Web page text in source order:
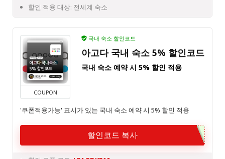
할인 적용 대상: 전세계 숙소
COUPON
국내 숙소 할인코드
아고다 국내 숙소 5% 할인코드
국내 숙소 예약 시 5% 할인 적용
'쿠폰적용가능' 표시가 있는 국내 숙소 예약 시 5% 할인 적용
할인코드 복사